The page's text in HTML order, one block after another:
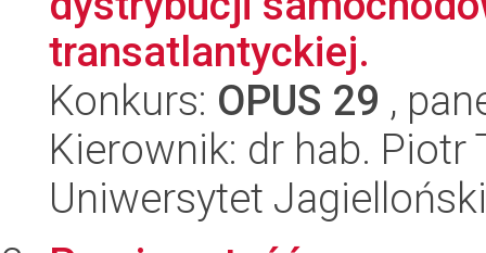
transatlantyckiej.
Konkurs: OPUS 29 ,
Kierownik: dr hab. Piotr
Uniwersytet Jagielloński